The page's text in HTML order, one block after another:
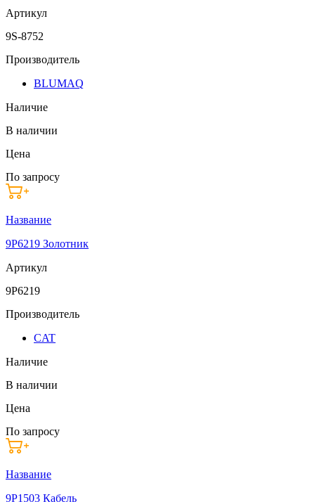
Артикул
9S-8752
Производитель
BLUMAQ
Наличие
В наличии
Цена
По запросу
Название
9P6219 Золотник
Артикул
9P6219
Производитель
CAT
Наличие
В наличии
Цена
По запросу
Название
9P1503 Кабель